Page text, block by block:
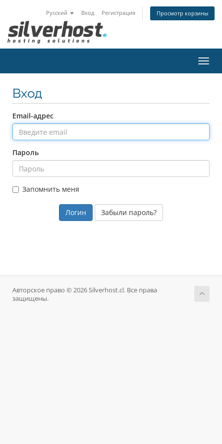
Русский Вход Регистрация Просмотр корзины
Вход
Email-адрес
Пароль
Запомнить меня
Забыли пароль?
Авторское право © 2026 Silverhost.cl. Все права
защищены.